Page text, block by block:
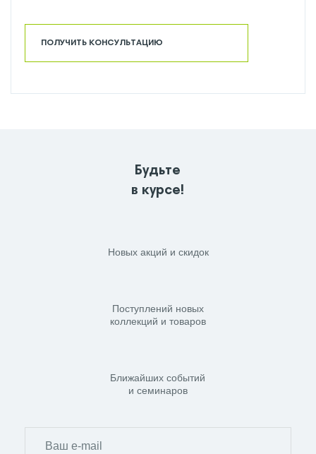
ПОЛУЧИТЬ КОНСУЛЬТАЦИЮ
Будьте
в курсе!
Новых акций и скидок
Поступлений новых
коллекций и товаров
Ближайших событий
и семинаров